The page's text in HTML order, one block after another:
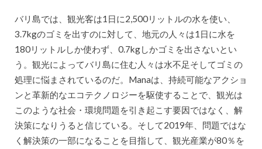
バリ島では、観光客は1日に2,500リットルの水を使い、
3.7kgのゴミを出すのに対して、地元の人々は1日に水を
180リットルしか使わず、0.7kgしかゴミを出さないとい
う。観光によってバリ島に住む人々は水不足そしてゴミの
処理に悩まされているのだ。Manaは、持続可能なアクショ
ンと革新的なエコテクノロジーを駆使することで、観光は
このような社会・環境問題を引き起こす要因ではなく、解
決策になりうると信じている。そして2019年、問題ではな
く解決策の一部になることを目指して、観光産業が80％を